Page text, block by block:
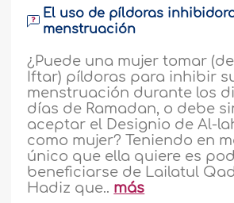
El uso de píldoras
menstruación
¿Puede una mujer tomar
Iftar) píldoras para inhibir
menstruación durante los
días de Ramadan, o debe
aceptar el Designio de Al-
como mujer? Teniendo en
único que ella quiere es
beneficiarse de Lailatul
Hadiz que.. más